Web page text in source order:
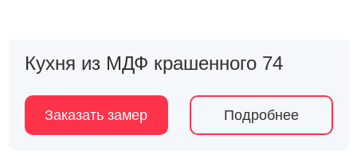
Кухня из МДФ крашенного 74
Заказать замер Подробнее